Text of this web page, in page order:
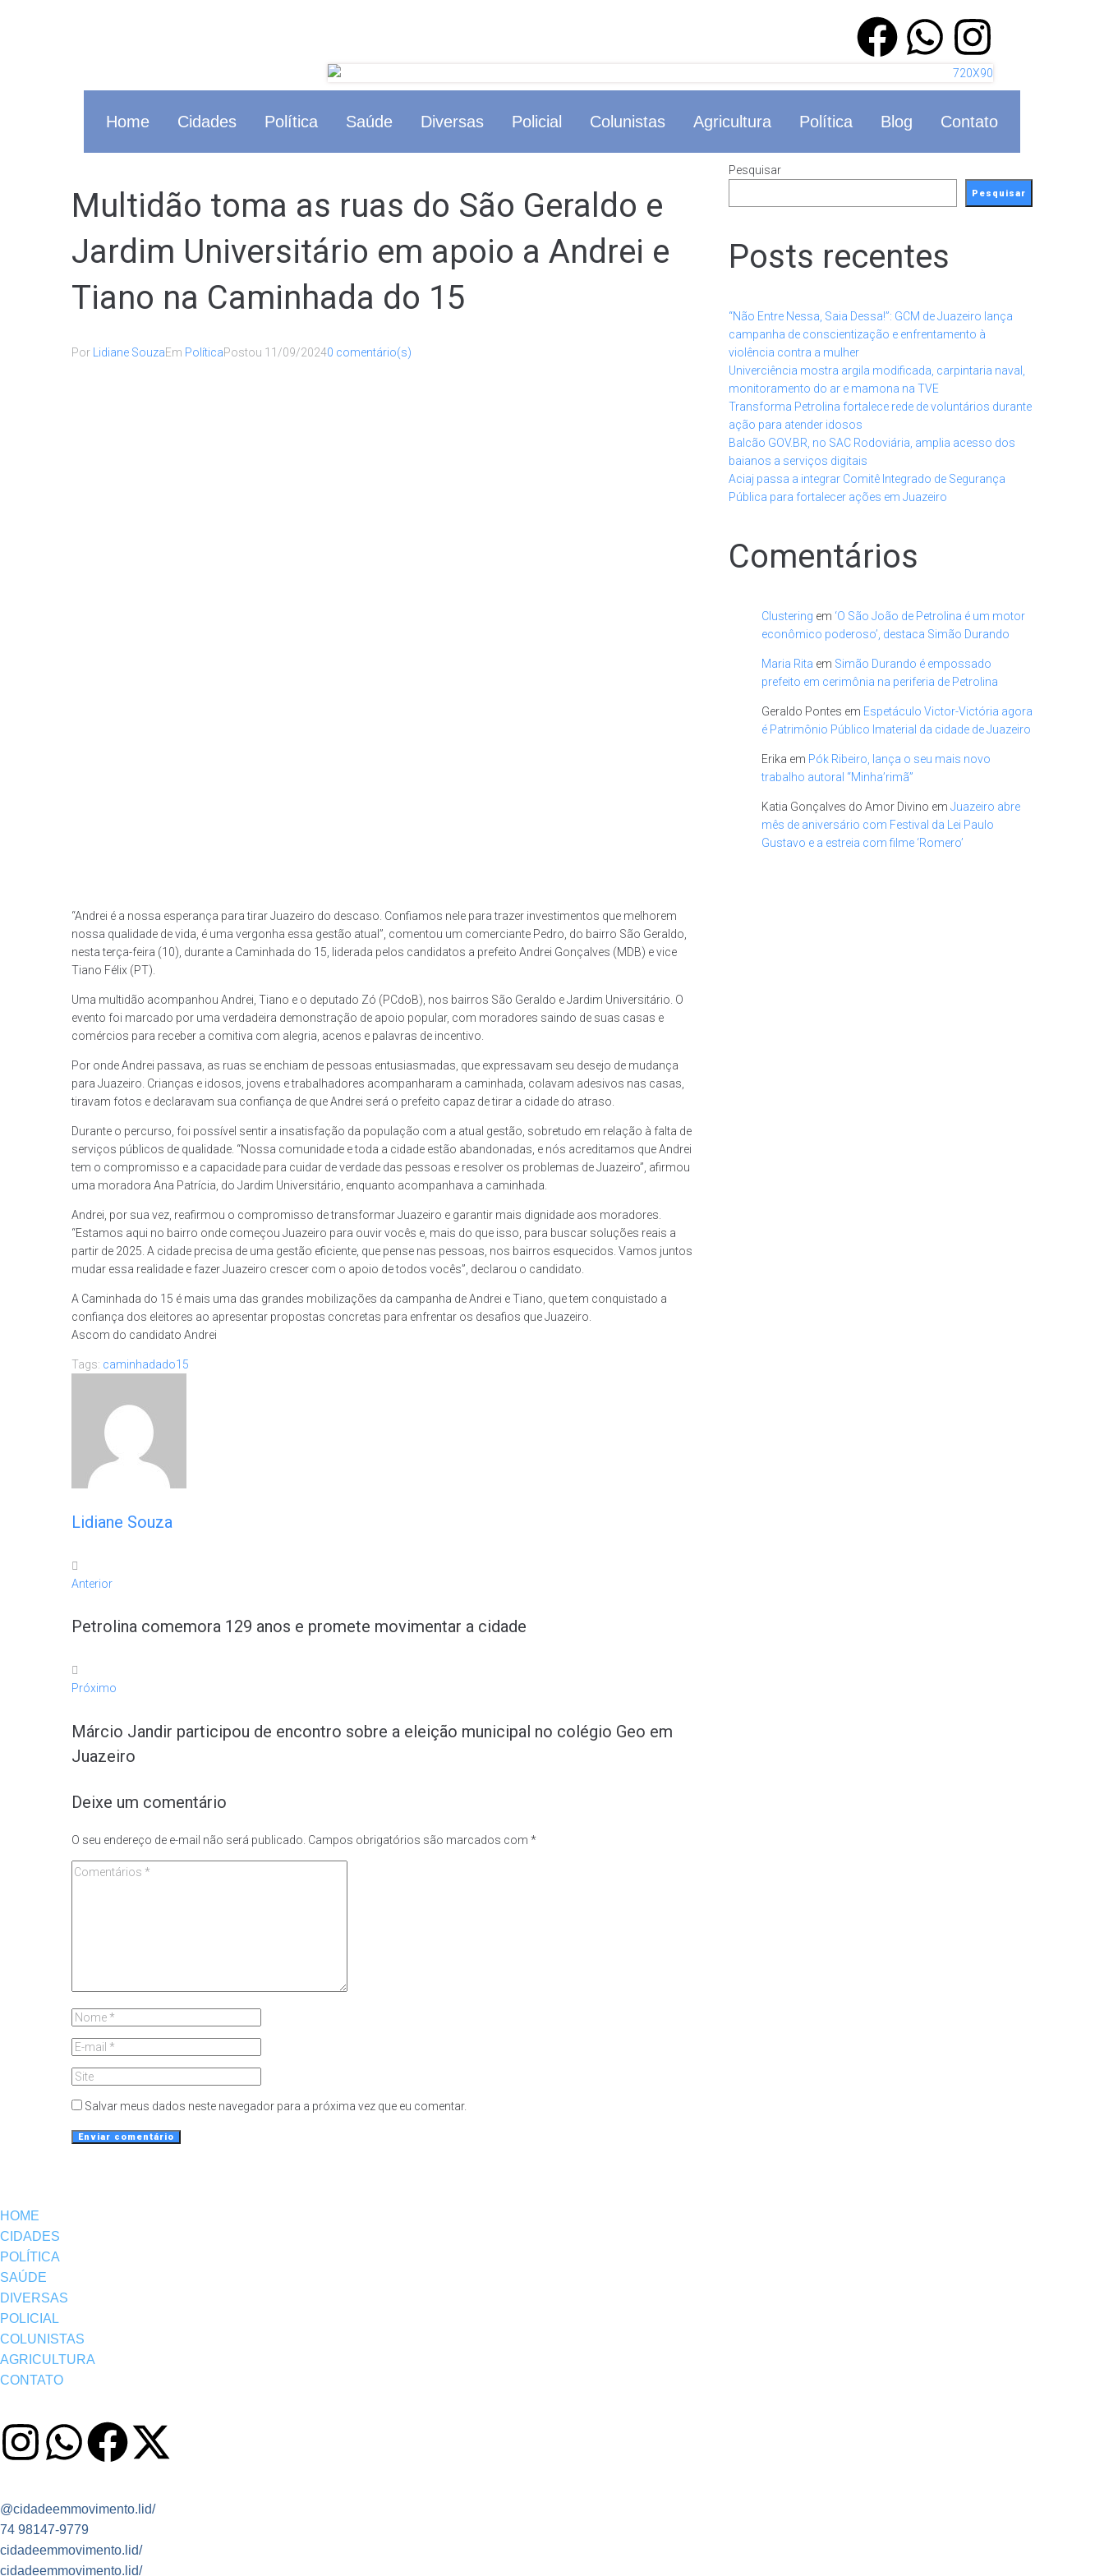
Home Cidades Política Saúde Diversas Policial Colunistas Agricultura Política Blog Contato
Multidão toma as ruas do São Geraldo e
Jardim Universitário em apoio a Andrei e
Tiano na Caminhada do 15
Por Lidiane SouzaEm PolíticaPostou 11/09/20240 comentário(s)
“Andrei é a nossa esperança para tirar Juazeiro do descaso. Confiamos nele para trazer investimentos que melhorem
nossa qualidade de vida, é uma vergonha essa gestão atual”, comentou um comerciante Pedro, do bairro São Geraldo,
nesta terça-feira (10), durante a Caminhada do 15, liderada pelos candidatos a prefeito Andrei Gonçalves (MDB) e vice
Tiano Félix (PT).
Uma multidão acompanhou Andrei, Tiano e o deputado Zó (PCdoB), nos bairros São Geraldo e Jardim Universitário. O
evento foi marcado por uma verdadeira demonstração de apoio popular, com moradores saindo de suas casas e
comércios para receber a comitiva com alegria, acenos e palavras de incentivo.
Por onde Andrei passava, as ruas se enchiam de pessoas entusiasmadas, que expressavam seu desejo de mudança
para Juazeiro. Crianças e idosos, jovens e trabalhadores acompanharam a caminhada, colavam adesivos nas casas,
tiravam fotos e declaravam sua confiança de que Andrei será o prefeito capaz de tirar a cidade do atraso.
Durante o percurso, foi possível sentir a insatisfação da população com a atual gestão, sobretudo em relação à falta de
serviços públicos de qualidade. “Nossa comunidade e toda a cidade estão abandonadas, e nós acreditamos que Andrei
tem o compromisso e a capacidade para cuidar de verdade das pessoas e resolver os problemas de Juazeiro”, afirmou
uma moradora Ana Patrícia, do Jardim Universitário, enquanto acompanhava a caminhada.
Andrei, por sua vez, reafirmou o compromisso de transformar Juazeiro e garantir mais dignidade aos moradores.
“Estamos aqui no bairro onde começou Juazeiro para ouvir vocês e, mais do que isso, para buscar soluções reais a
partir de 2025. A cidade precisa de uma gestão eficiente, que pense nas pessoas, nos bairros esquecidos. Vamos juntos
mudar essa realidade e fazer Juazeiro crescer com o apoio de todos vocês”, declarou o candidato.
A Caminhada do 15 é mais uma das grandes mobilizações da campanha de Andrei e Tiano, que tem conquistado a
confiança dos eleitores ao apresentar propostas concretas para enfrentar os desafios que Juazeiro.
Ascom do candidato Andrei
Tags: caminhadado15
Lidiane Souza
Anterior
Petrolina comemora 129 anos e promete movimentar a cidade
Próximo
Márcio Jandir participou de encontro sobre a eleição municipal no colégio Geo em
Juazeiro
Deixe um comentário
O seu endereço de e-mail não será publicado. Campos obrigatórios são marcados com *
Salvar meus dados neste navegador para a próxima vez que eu comentar.
Pesquisar
Pesquisar
Posts recentes
“Não Entre Nessa, Saia Dessa!”: GCM de Juazeiro lança
campanha de conscientização e enfrentamento à
violência contra a mulher
Univerciência mostra argila modificada, carpintaria naval,
monitoramento do ar e mamona na TVE
Transforma Petrolina fortalece rede de voluntários durante
ação para atender idosos
Balcão GOV.BR, no SAC Rodoviária, amplia acesso dos
baianos a serviços digitais
Aciaj passa a integrar Comitê Integrado de Segurança
Pública para fortalecer ações em Juazeiro
Comentários
Clustering em ‘O São João de Petrolina é um motor
econômico poderoso’, destaca Simão Durando
Maria Rita em Simão Durando é empossado
prefeito em cerimônia na periferia de Petrolina
Geraldo Pontes em Espetáculo Victor-Victória agora
é Patrimônio Público Imaterial da cidade de Juazeiro
Erika em Pók Ribeiro, lança o seu mais novo
trabalho autoral “Minha’rimã”
Katia Gonçalves do Amor Divino em Juazeiro abre
mês de aniversário com Festival da Lei Paulo
Gustavo e a estreia com filme ‘Romero’
HOME
CIDADES
POLÍTICA
SAÚDE
DIVERSAS
POLICIAL
COLUNISTAS
AGRICULTURA
CONTATO
@cidadeemmovimento.lid/
74 98147-9779
cidadeemmovimento.lid/
cidadeemmovimento.lid/